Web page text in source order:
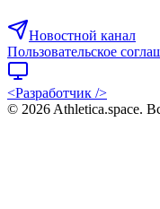
Новостной канал
Пользовательское
<Разработчик />
© 2026 Athletica.space.